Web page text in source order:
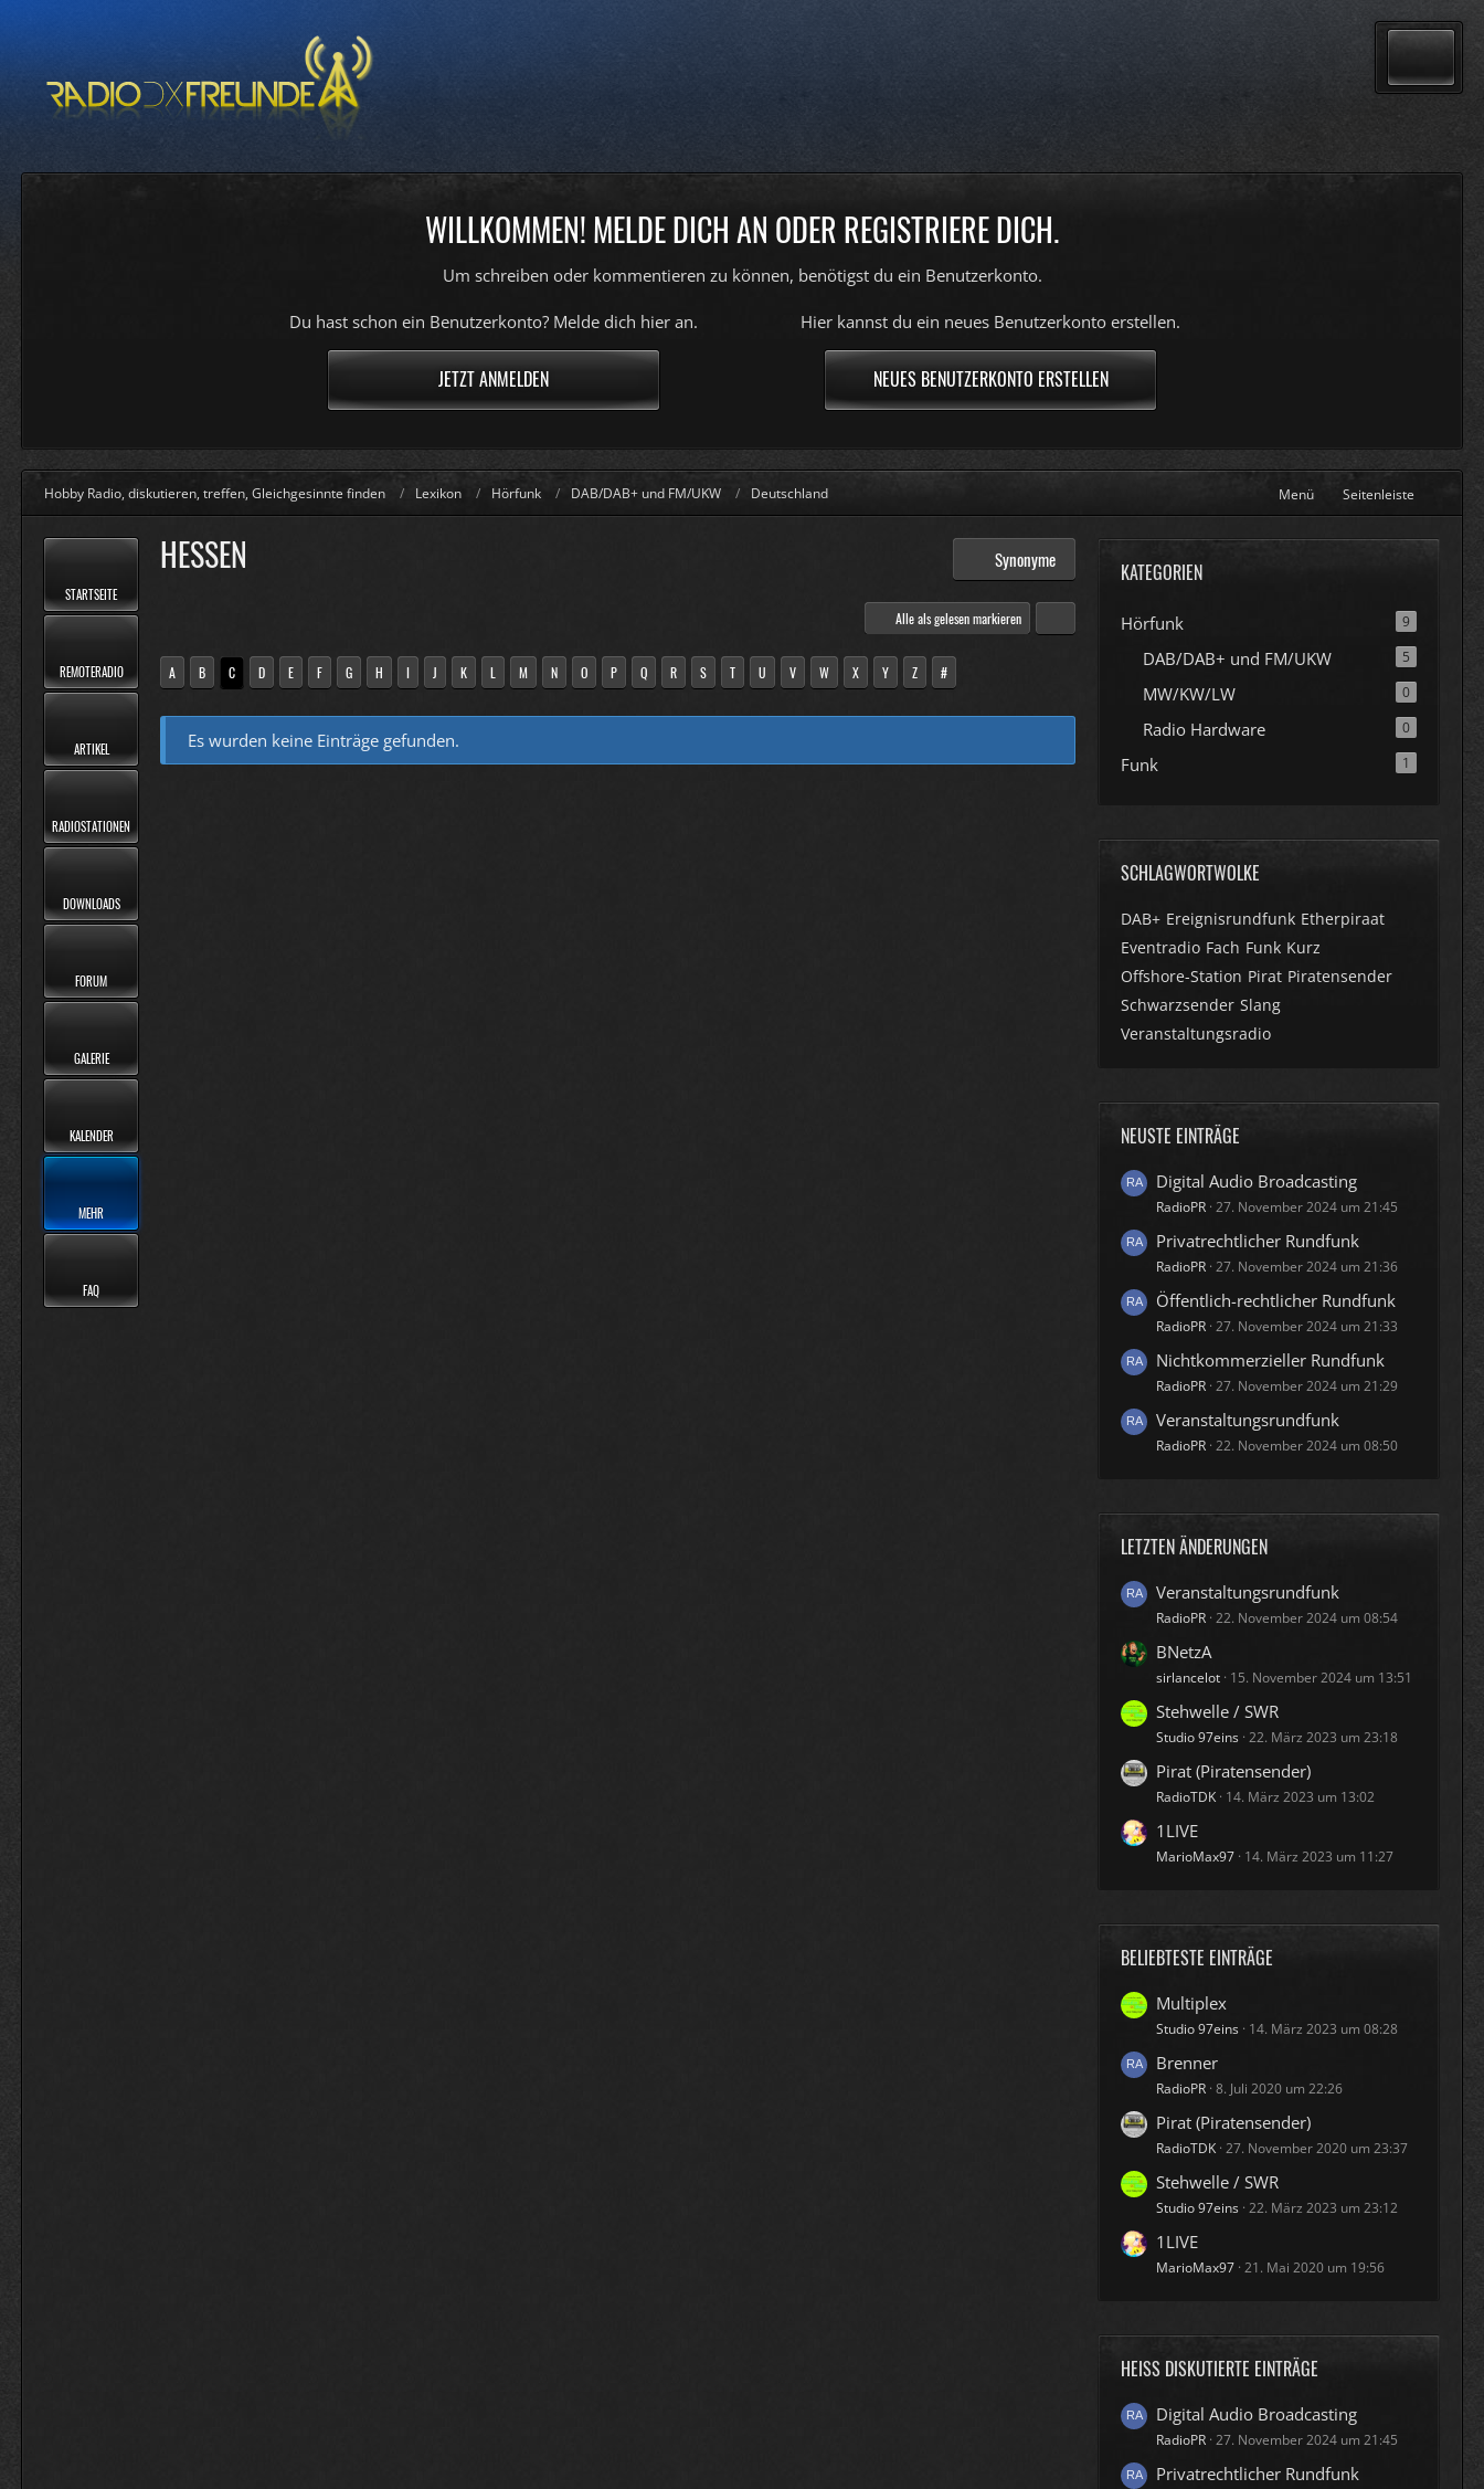
WILLKOMMEN! MELDE DICH AN ODER REGISTRIERE DICH.
Um schreiben oder kommentieren zu können, benötigst du ein Benutzerkonto.
Du hast schon ein Benutzerkonto? Melde dich hier an.
JETZT ANMELDEN
Hier kannst du ein neues Benutzerkonto erstellen.
NEUES BENUTZERKONTO ERSTELLEN
Hobby Radio, diskutieren, treffen, Gleichgesinnte finden Lexikon Hörfunk DAB/DAB+ und FM/UKW Deutschland Menü Seitenleiste
STARTSEITE
REMOTERADIO
ARTIKEL
RADIOSTATIONEN
DOWNLOADS
FORUM
GALERIE
KALENDER
MEHR
FAQ
HESSEN Synonyme
Alle als gelesen markieren
A B C D E F G H I J K L M N O P Q R S T U V W X Y Z #
Es wurden keine Einträge gefunden.
KATEGORIEN
Hörfunk 9
DAB/DAB+ und FM/UKW 5
MW/KW/LW 0
Radio Hardware 0
Funk 1
SCHLAGWORTWOLKE
DAB+ Ereignisrundfunk Etherpiraat
Eventradio Fach Funk Kurz
Offshore-Station Pirat Piratensender
Schwarzsender Slang
Veranstaltungsradio
NEUSTE EINTRÄGE
Digital Audio Broadcasting
RadioPR 27. November 2024 um 21:45
Privatrechtlicher Rundfunk
RadioPR 27. November 2024 um 21:36
Öffentlich-rechtlicher Rundfunk
RadioPR 27. November 2024 um 21:33
Nichtkommerzieller Rundfunk
RadioPR 27. November 2024 um 21:29
Veranstaltungsrundfunk
RadioPR 22. November 2024 um 08:50
LETZTEN ÄNDERUNGEN
Veranstaltungsrundfunk
RadioPR 22. November 2024 um 08:54
BNetzA
sirlancelot 15. November 2024 um 13:51
Stehwelle / SWR
Studio 97eins 22. März 2023 um 23:18
Pirat (Piratensender)
RadioTDK 14. März 2023 um 13:02
1LIVE
MarioMax97 14. März 2023 um 11:27
BELIEBTESTE EINTRÄGE
Multiplex
Studio 97eins 14. März 2023 um 08:28
Brenner
RadioPR 8. Juli 2020 um 22:26
Pirat (Piratensender)
RadioTDK 27. November 2020 um 23:37
Stehwelle / SWR
Studio 97eins 22. März 2023 um 23:12
1LIVE
MarioMax97 21. Mai 2020 um 19:56
HEISS DISKUTIERTE EINTRÄGE
Digital Audio Broadcasting
RadioPR 27. November 2024 um 21:45
Privatrechtlicher Rundfunk